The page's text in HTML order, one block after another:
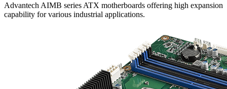
Advantech AIMB series ATX motherboards offering high expansion
capability for various industrial applications.